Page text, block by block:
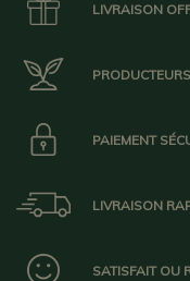
LIVRAISON
PAIEMENT
LIVRAISON
SATISFAIT OU